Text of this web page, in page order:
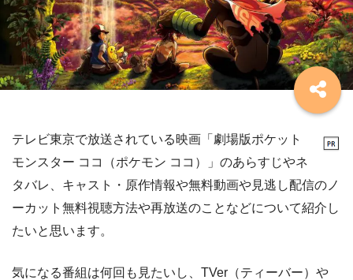
テレビ東京で放送されている映画「劇場版ポケット
モンスター ココ（ポケモン ココ）」のあらすじやネ
タバレ、キャスト・原作情報や無料動画や見逃し配信のノ
ーカット無料視聴方法や再放送のことなどについて紹介し
たいと思います。
気になる番組は何回も見たいし、TVer（ティーバー）や